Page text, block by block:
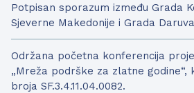
Potpisan sporazum između Grada
Sjeverne Makedonije i Grada
Održana početna konferencija
„Mreža podrške za zlatne godine“,
broja SF.3.4.11.04.0082.